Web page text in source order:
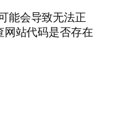
能会导致无法正
网站代码是否存在